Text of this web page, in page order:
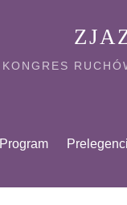
KONGRES
Program Prelegenci